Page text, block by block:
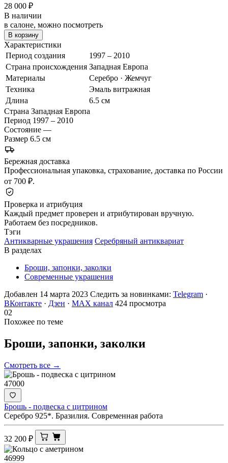
28 000 ₽
В наличии
в салоне, можно посмотреть
В корзину
Характеристики
Период создания
1997 – 2010
Страна происхождения Западная Европа
Материалы
Серебро · Жемчуг
Техника
Эмаль витражная
Длина
6.5 см
Страна Западная Европа
Период 1997 – 2010
Состояние —
Размер 6.5 см
Бережная доставка
Профессиональная упаковка, страхование, доставка по России
от 700 ₽.
Проверка и атрибуция
Каждый предмет проверен и атрибутирован вручную.
Работаем без посредников.
Тэги
Антикварные украшения Серебряный антиквариат
В разделах
Броши, запонки, заколки
Современные украшения
Добавлен 14 марта 2023 Следить за новинками: Telegram ·
ВКонтакте · Дзен · MAX канал 424 просмотра
02
Похожее по теме
Броши, запонки, заколки
Смотреть все →
47000
Брошь - подвеска с цитрином
Серебро 925*. Бразилия. Современная работа
32 200 ₽
46999